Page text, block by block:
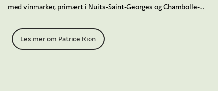
med vinmarker, primært i Nuits-Saint-Georges og Chambolle-
utgangspunkt i innleide vinmarker. For at kvaliteten på disse
vinene skal være like høy som for vinene fra domainets egne
Les mer om Patrice Rion